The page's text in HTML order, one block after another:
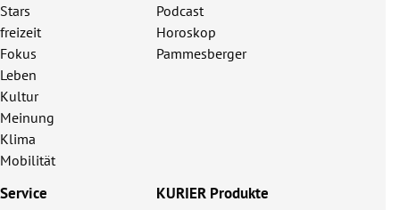
Stars
freizeit
Fokus
Leben
Kultur
Meinung
Klima
Mobilität
Podcast
Horoskop
Pammesberger
Service KURIER Produkte